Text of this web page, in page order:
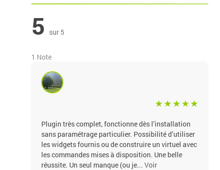
5 sur 5
1 Note
Plugin très complet, fonctionne dès l’installation
sans paramétrage particulier. Possibilité d’utiliser
les widgets fournis ou de construire un virtuel avec
les commandes mises à disposition. Une belle
réussite. Un seul manque (ou je...Voir